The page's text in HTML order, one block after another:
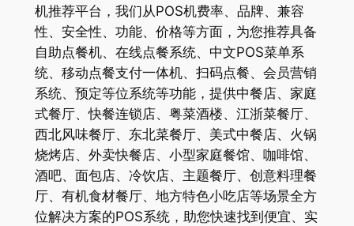
机推荐平台，我们从POS机费率、品牌、兼容
性、安全性、功能、价格等方面，为您推荐具备
自助点餐机、在线点餐系统、中文POS菜单系
统、移动点餐支付一体机、扫码点餐、会员营销
系统、预定等位系统等功能，提供中餐店、家庭
式餐厅、快餐连锁店、粤菜酒楼、江浙菜餐厅、
西北风味餐厅、东北菜餐厅、美式中餐店、火锅
烧烤店、外卖快餐店、小型家庭餐馆、咖啡馆、
酒吧、面包店、冷饮店、主题餐厅、创意料理餐
厅、有机食材餐厅、地方特色小吃店等场景全方
位解决方案的POS系统，助您快速找到便宜、实